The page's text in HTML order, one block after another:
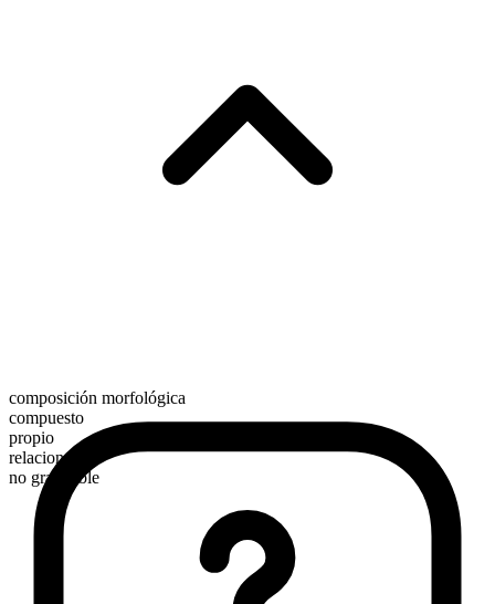
composición morfológica
compuesto
propio
relacional
no graduable